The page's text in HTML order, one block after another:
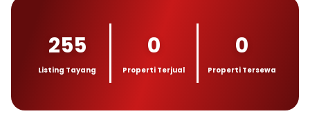
255
Listing Tayang
0
Properti Terjual
0
Properti Tersewa